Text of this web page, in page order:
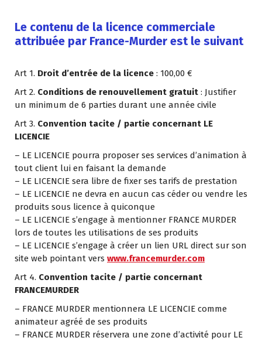
Le contenu de la licence commerciale
attribuée par France-Murder est le suivant
Art 1. Droit d’entrée de la licence : 100,00 €
Art 2. Conditions de renouvellement gratuit : Justifier
un minimum de 6 parties durant une année civile
Art 3. Convention tacite / partie concernant LE
LICENCIE
– LE LICENCIE pourra proposer ses services d’animation à
tout client lui en faisant la demande
– LE LICENCIE sera libre de fixer ses tarifs de prestation
– LE LICENCIE ne devra en aucun cas céder ou vendre les
produits sous licence à quiconque
– LE LICENCIE s’engage à mentionner FRANCE MURDER
lors de toutes les utilisations de ses produits
– LE LICENCIE s’engage à créer un lien URL direct sur son
site web pointant vers www.francemurder.com
Art 4. Convention tacite / partie concernant
FRANCEMURDER
– FRANCE MURDER mentionnera LE LICENCIE comme
animateur agréé de ses produits
– FRANCE MURDER réservera une zone d’activité pour LE